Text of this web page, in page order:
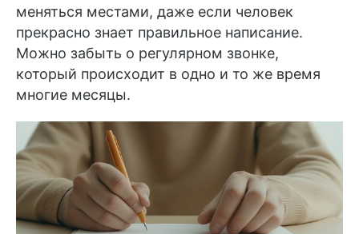
меняться местами, даже если человек
прекрасно знает правильное написание.
Можно забыть о регулярном звонке,
который происходит в одно и то же время
многие месяцы.